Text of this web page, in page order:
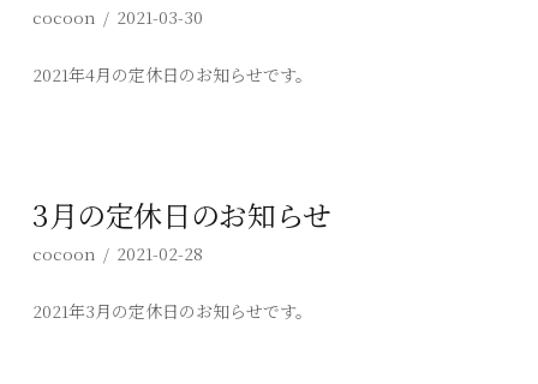
cocoon 2021-03-30
2021年4月の定休日のお知らせです。
3月の定休日のお知らせ
cocoon 2021-02-28
2021年3月の定休日のお知らせです。